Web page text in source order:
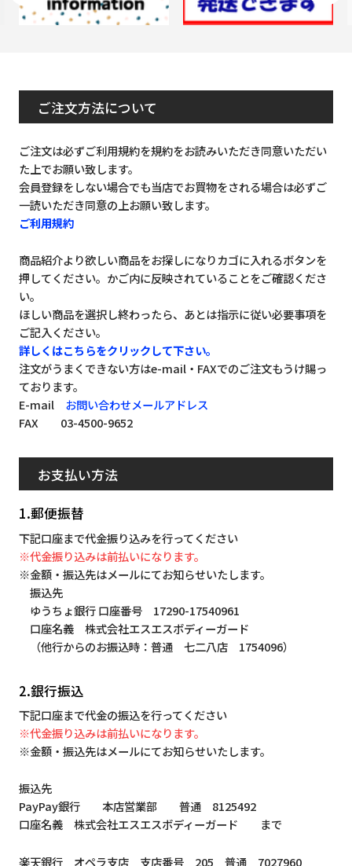
ご注文方法について
ご注文は必ずご利用規約を規約をお読みいただき同意いただい
た上でお願い致します。
会員登録をしない場合でも当店でお買物をされる場合は必ずご
一読いただき同意の上お願い致します。
ご利用規約
商品紹介より欲しい商品をお探しになりカゴに入れるボタンを
押してください。かご内に反映されていることをご確認くださ
い。
ほしい商品を選択し終わったら、あとは指示に従い必要事項を
ご記入ください。
詳しくはこちらをクリックして下さい。
注文がうまくできない方はe-mail・FAXでのご注文もうけ賜っ
ております。
E-mail お問い合わせメールアドレス
FAX 03-4500-9652
お支払い方法
1.郵便振替
下記口座まで代金振り込みを行ってください
※代金振り込みは前払いになります。
※金額・振込先はメールにてお知らせいたします。
振込先
ゆうちょ銀行 口座番号 17290-17540961
口座名義 株式会社エスエスボディーガード
（他行からのお振込時：普通 七二八店 1754096）
2.銀行振込
下記口座まで代金の振込を行ってください
※代金振り込みは前払いになります。
※金額・振込先はメールにてお知らせいたします。
振込先
PayPay銀行 本店営業部 普通 8125492
口座名義 株式会社エスエスボディーガード まで
楽天銀行 オペラ支店 支店番号 205 普通 7027960